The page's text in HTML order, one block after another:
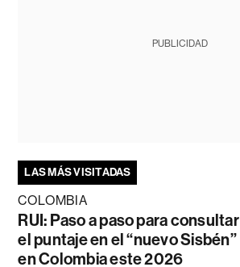
PUBLICIDAD
LAS MÁS VISITADAS
COLOMBIA
RUI: Paso a paso para consultar
el puntaje en el “nuevo Sisbén”
en Colombia este 2026